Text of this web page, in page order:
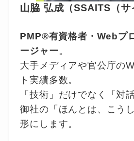
山脇 弘成（SSAITS（サ
PMP®有資格者・Webプ
ージャー。
大手メディアや官公庁の
ト実績多数。
「技術」だけでなく「対
御社の「ほんとは、こう
形にします。